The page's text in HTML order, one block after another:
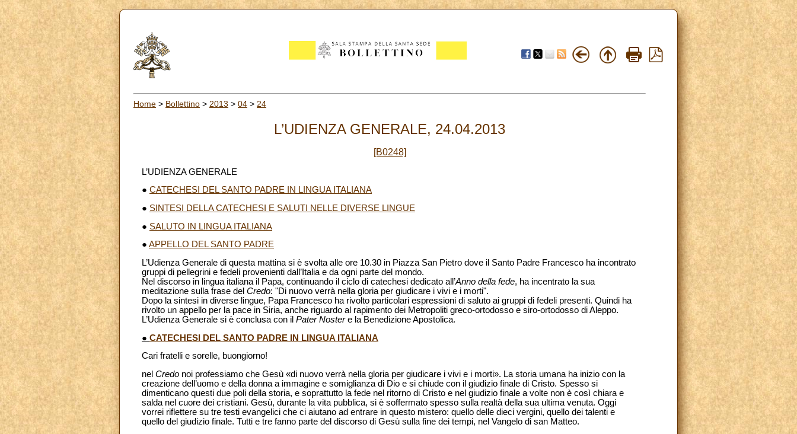
Home > Bollettino > 2013 > 04 > 24
L’UDIENZA GENERALE, 24.04.2013
[B0248]
L’UDIENZA GENERALE
● CATECHESI DEL SANTO PADRE IN LINGUA ITALIANA
● SINTESI DELLA CATECHESI E SALUTI NELLE DIVERSE LINGUE
● SALUTO IN LINGUA ITALIANA
● APPELLO DEL SANTO PADRE
L’Udienza Generale di questa mattina si è svolta alle ore 10.30 in Piazza San Pietro dove il Santo Padre Francesco ha incontrato
gruppi di pellegrini e fedeli provenienti dall’Italia e da ogni parte del mondo.
Nel discorso in lingua italiana il Papa, continuando il ciclo di catechesi dedicato all’Anno della fede, ha incentrato la sua
meditazione sulla frase del Credo: "Di nuovo verrà nella gloria per giudicare i vivi e i morti".
Dopo la sintesi in diverse lingue, Papa Francesco ha rivolto particolari espressioni di saluto ai gruppi di fedeli presenti. Quindi ha
rivolto un appello per la pace in Siria, anche riguardo al rapimento dei Metropoliti greco-ortodosso e siro-ortodosso di Aleppo.
L’Udienza Generale si è conclusa con il Pater Nostere la Benedizione Apostolica.
● CATECHESI DEL SANTO PADRE IN LINGUA ITALIANA
Cari fratelli e sorelle, buongiorno!
nel Credo noi professiamo che Gesù «di nuovo verrà nella gloria per giudicare i vivi e i morti». La storia umana ha inizio con la
creazione dell’uomo e della donna a immagine e somiglianza di Dio e si chiude con il giudizio finale di Cristo. Spesso si
dimenticano questi due poli della storia, e soprattutto la fede nel ritorno di Cristo e nel giudizio finale a volte non è così chiara e
salda nel cuore dei cristiani. Gesù, durante la vita pubblica, si è soffermato spesso sulla realtà della sua ultima venuta. Oggi
vorrei riflettere su tre testi evangelici che ci aiutano ad entrare in questo mistero: quello delle dieci vergini, quello dei talenti e
quello del giudizio finale. Tutti e tre fanno parte del discorso di Gesù sulla fine dei tempi, nel Vangelo di san Matteo.